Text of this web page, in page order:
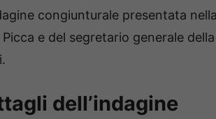
congiunturale presentata
e del segretario generale
dell’indagine